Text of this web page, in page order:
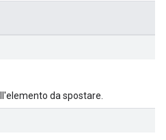
da spostare.